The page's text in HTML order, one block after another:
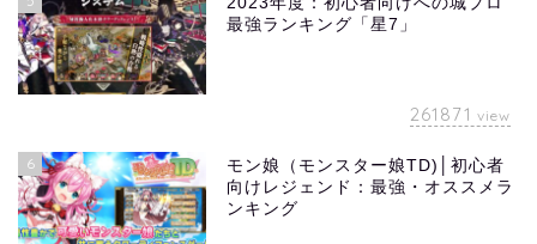
最強ランキング「星7」
261871 view
6
モン娘（モンスター娘TD)│初心者
向けレジェンド：最強・オススメラ
ンキング